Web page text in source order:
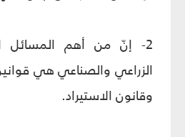
2- إنّ من أهم المسائل
الزراعي والصناعي هي
وقانون الاستيراد.